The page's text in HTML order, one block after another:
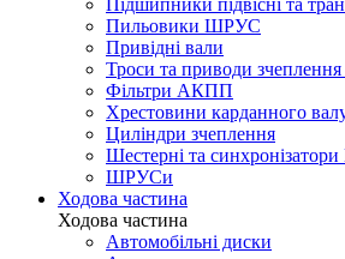
Підшипники підвісні та
Пильовики ШРУС
Привідні вали
Троси та приводи
Фільтри АКПП
Хрестовини карданного
Циліндри зчеплення
Шестерні та
ШРУСи
Ходова частина
Ходова частина
Автомобільні диски